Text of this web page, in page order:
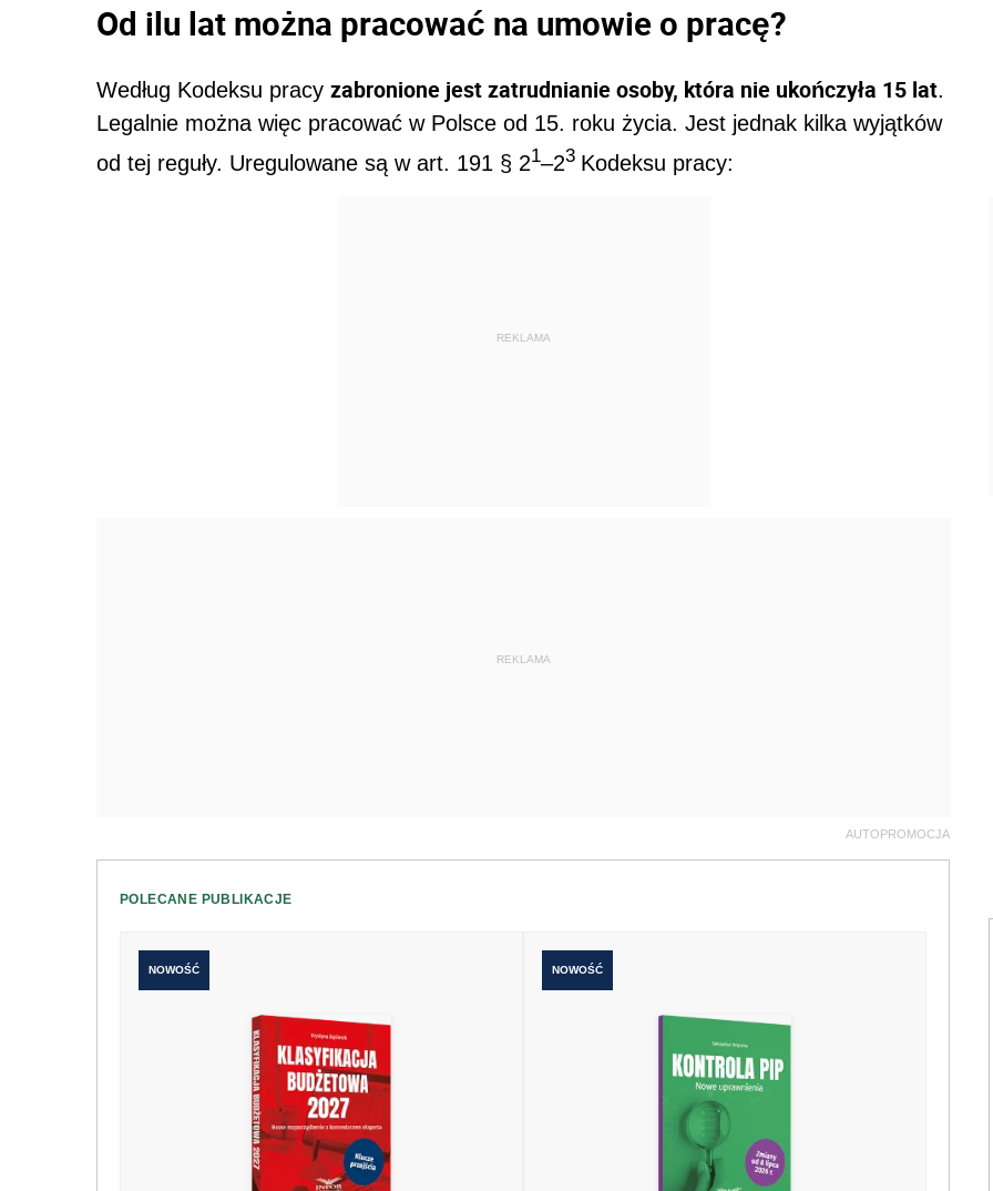
Od ilu lat można pracować na umowie o pracę?
Według Kodeksu pracy zabronione jest zatrudnianie osoby, która nie ukończyła 15 lat.
Legalnie można więc pracować w Polsce od 15. roku życia. Jest jednak kilka wyjątków
od tej reguły. Uregulowane są w art. 191 § 21–23 Kodeksu pracy:
REKLAMA
REKLAMA
AUTOPROMOCJA
POLECANE PUBLIKACJE
NOWOŚĆ NOWOŚĆ